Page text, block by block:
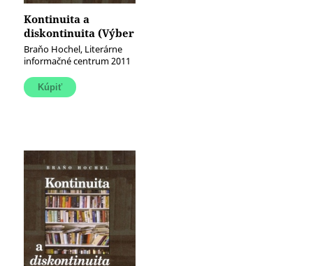
Kontinuita a
diskontinuita (Výber
z kritík) (e-kniha)
Braňo Hochel, Literárne
informačné centrum 2011